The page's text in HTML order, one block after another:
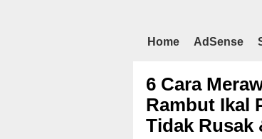
Home AdSense
6 Cara
Rambut Ikal
Tidak Rusak